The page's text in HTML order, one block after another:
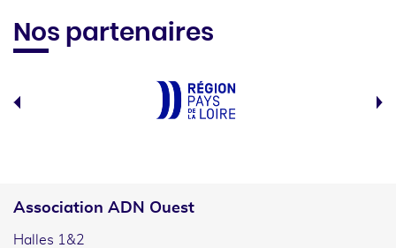
Nos partenaires
Association ADN Ouest
Halles 1&2